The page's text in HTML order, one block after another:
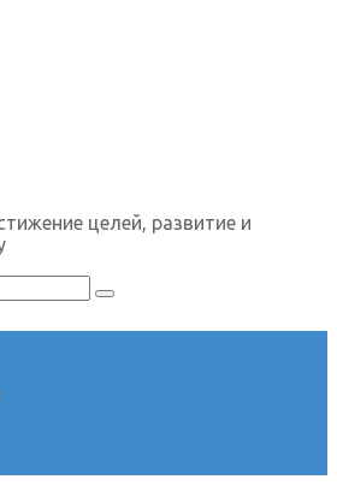
целей, развитие и